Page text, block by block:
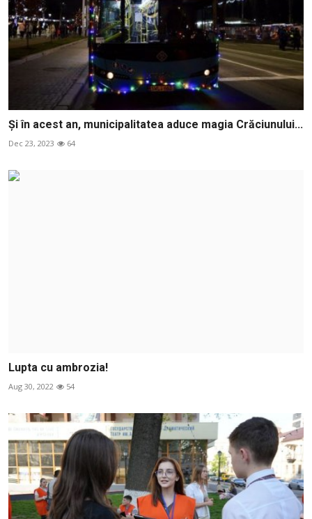
Şi în acest an, municipalitatea aduce magia Crăciunului...
Dec 23, 2023 64
Lupta cu ambrozia!
Aug 30, 2022 54